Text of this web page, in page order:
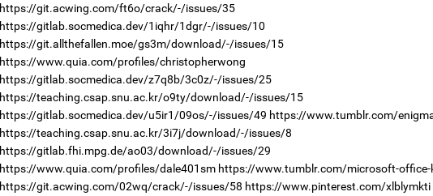
https://git.acwing.com/ft6o/crack/-/issues/35
https://gitlab.socmedica.dev/1iqhr/1dgr/-/issues/10
https://git.allthefallen.moe/gs3m/download/-/issues/15
https://www.quia.com/profiles/christopherwong
https://gitlab.socmedica.dev/z7q8b/3c0z/-/issues/25
https://teaching.csap.snu.ac.kr/o9ty/download/-/issues/15
https://gitlab.socmedica.dev/u5ir1/09os/-/issues/49 https://www.tumblr.com/
https://teaching.csap.snu.ac.kr/3i7j/download/-/issues/8
https://gitlab.fhi.mpg.de/ao03/download/-/issues/29
https://www.quia.com/profiles/dale401sm https://www.tumblr.com/microsoft-office-
https://git.acwing.com/02wq/crack/-/issues/58 https://www.pinterest.com/xlblymkti